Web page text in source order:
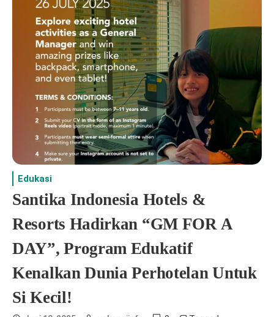
Edukasi
Santika Indonesia Hotels &
Resorts Hadirkan “GM FOR A
DAY”, Program Edukatif
Kenalkan Dunia Perhotelan Untuk
Si Kecil!